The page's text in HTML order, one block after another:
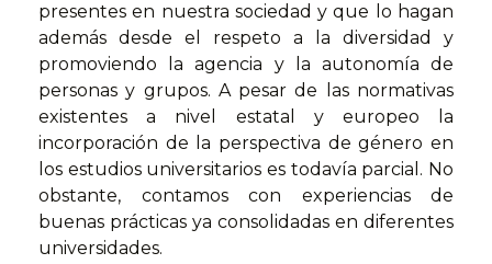
presentes en nuestra sociedad y que lo hagan
además desde el respeto a la diversidad y
promoviendo la agencia y la autonomía de
personas y grupos. A pesar de las normativas
existentes a nivel estatal y europeo la
incorporación de la perspectiva de género en
los estudios universitarios es todavía parcial. No
obstante, contamos con experiencias de
buenas prácticas ya consolidadas en diferentes
universidades.